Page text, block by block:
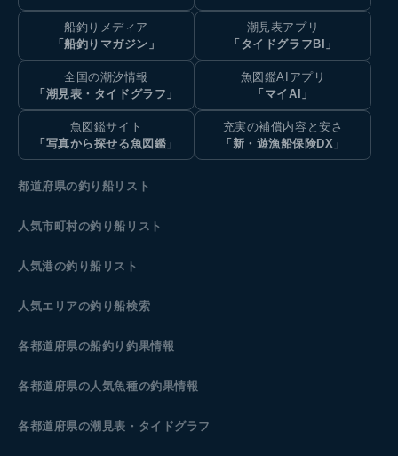
船釣りメディア
「船釣りマガジン」
潮見表アプリ
「タイドグラフBI」
全国の潮汐情報
「潮見表・タイドグラフ」
魚図鑑AIアプリ
「マイAI」
魚図鑑サイト
「写真から探せる魚図鑑」
充実の補償内容と安さ
「新・遊漁船保険DX」
都道府県の釣り船リスト
人気市町村の釣り船リスト
人気港の釣り船リスト
人気エリアの釣り船検索
各都道府県の船釣り釣果情報
各都道府県の人気魚種の釣果情報
各都道府県の潮見表 ・タイドグラフ